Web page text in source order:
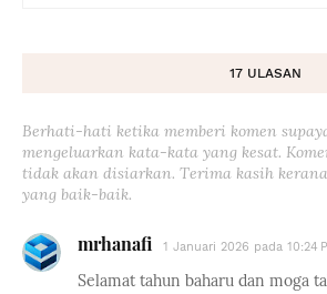
17 ULASAN
Berhati-hati ketika memberi komen
mengeluarkan kata-kata yang kesat.
tidak akan disiarkan. Terima kasih
yang baik-baik.
mrhanafi 1 Januari 2026 pada 10:24
Selamat tahun baharu dan moga